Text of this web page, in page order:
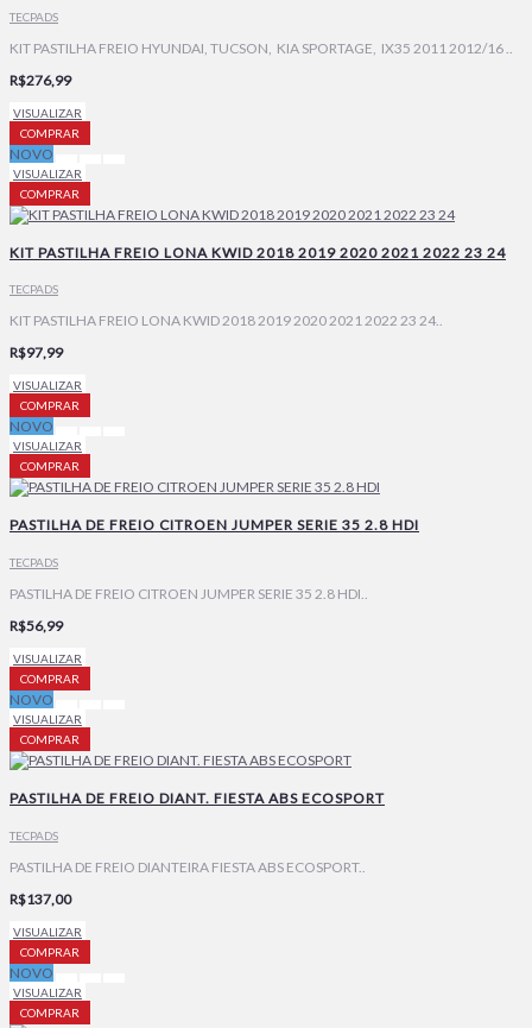
TECPADS
KIT PASTILHA FREIO HYUNDAI, TUCSON, KIA SPORTAGE, IX35 2011 2012/16 ..
R$276,99
VISUALIZAR
COMPRAR
NOVO
VISUALIZAR
COMPRAR
KIT PASTILHA FREIO LONA KWID 2018 2019 2020 2021 2022 23 24
TECPADS
KIT PASTILHA FREIO LONA KWID 2018 2019 2020 2021 2022 23 24..
R$97,99
VISUALIZAR
COMPRAR
NOVO
VISUALIZAR
COMPRAR
PASTILHA DE FREIO CITROEN JUMPER SERIE 35 2.8 HDI
TECPADS
PASTILHA DE FREIO CITROEN JUMPER SERIE 35 2.8 HDI..
R$56,99
VISUALIZAR
COMPRAR
NOVO
VISUALIZAR
COMPRAR
PASTILHA DE FREIO DIANT. FIESTA ABS ECOSPORT
TECPADS
PASTILHA DE FREIO DIANTEIRA FIESTA ABS ECOSPORT..
R$137,00
VISUALIZAR
COMPRAR
NOVO
VISUALIZAR
COMPRAR